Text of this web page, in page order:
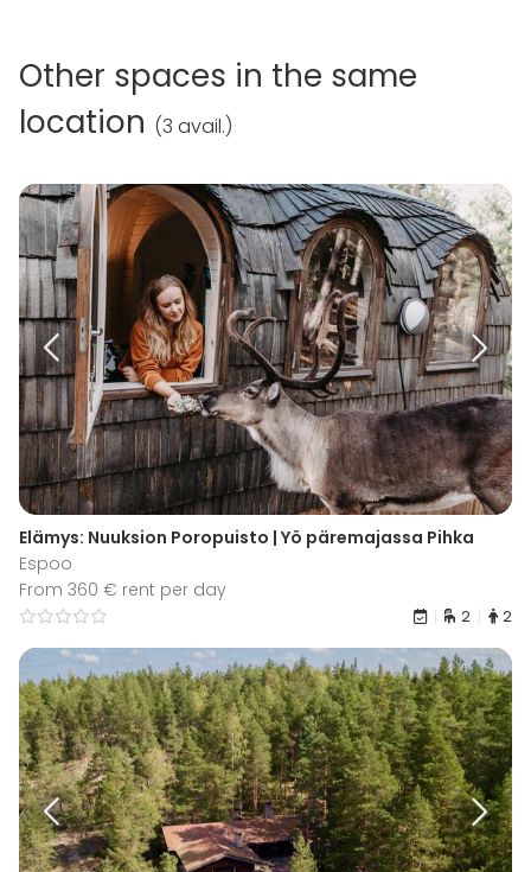
Other spaces in the same
location (3 avail.)
Elämys: Nuuksion Poropuisto | Yö päremajassa Pihka
Espoo
From 360 € rent per day
2 2